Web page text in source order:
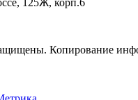
Копирование